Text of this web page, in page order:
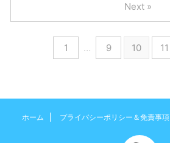
1 … 9 10 11
Next »
ホーム プライバシーポリシー＆免責事項